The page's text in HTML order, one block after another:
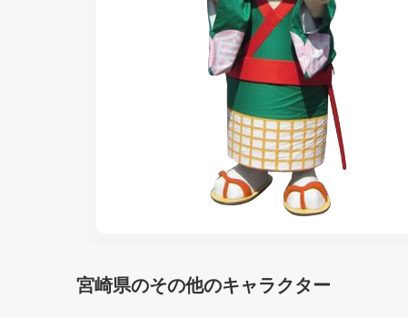
宮崎県のその他のキャラクター